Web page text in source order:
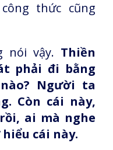
thức cũng
nói vậy. Thiền
phải đi bằng
Người ta
Còn cái này,
ai mà nghe
cái này.